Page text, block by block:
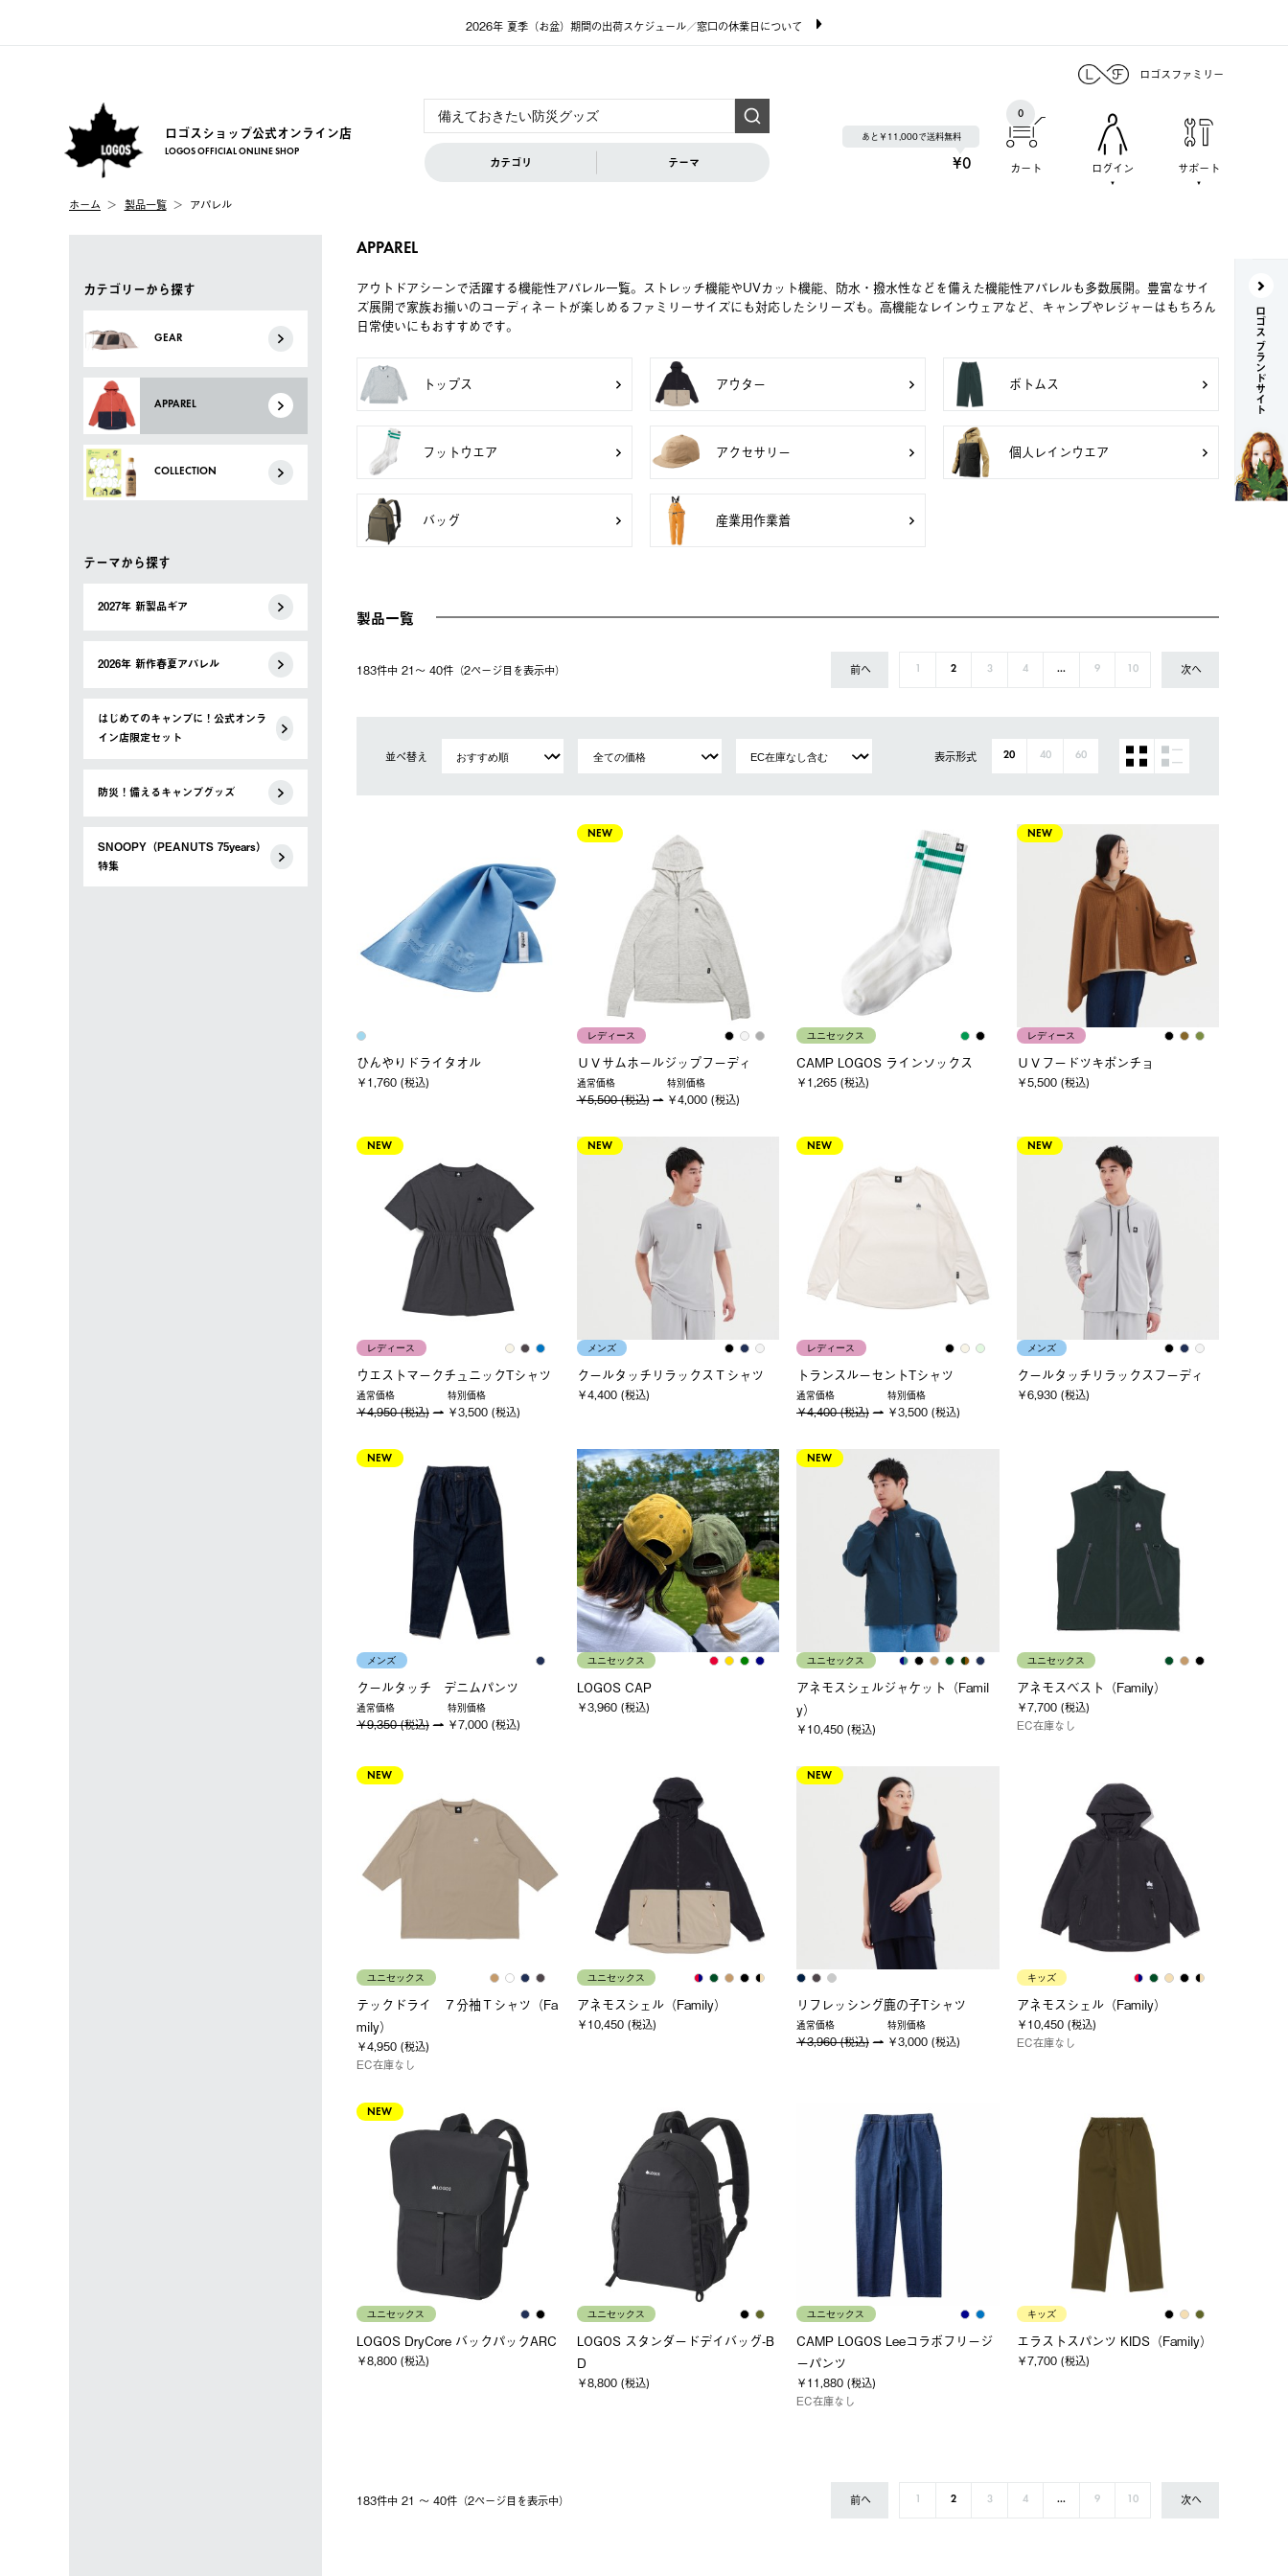
2026年 夏季（お盆）期間の出荷スケジュール／窓口の休業日について
ロゴスファミリー
ロゴスショップ公式オンライン店
LOGOS OFFICIAL ONLINE SHOP
カテゴリ テーマ
あと￥11,000で送料無料
¥0 カート
0
ログイン サポート
ホーム 製品一覧 アパレル
カテゴリーから探す
GEAR
APPAREL
COLLECTION
テーマから探す
2027年 新製品ギア
2026年 新作春夏アパレル
はじめてのキャンプに！公式オンラ
イン店限定セット
防災！備えるキャンプグッズ
SNOOPY（PEANUTS 75years）
特集
APPAREL
アウトドアシーンで活躍する機能性アパレル一覧。ストレッチ機能やUVカット機能、防水・撥水性などを備えた機能性アパレルも多数展開。豊富なサイ
ズ展開で家族お揃いのコーディネートが楽しめるファミリーサイズにも対応したシリーズも。高機能なレインウェアなど、キャンプやレジャーはもちろん
日常使いにもおすすめです。
トップス アウター ボトムス
フットウエア アクセサリー 個人レインウエア
バッグ 産業用作業着
製品一覧
183件中 21〜 40件（2ページ⽬を表⽰中） 前へ 1 2 3 4 ... 9 10 次へ
並べ替え 表示形式 20 40 60
ひんやりドライタオル
￥1,760 (税込)
NEW
レディース
ＵＶサムホールジップフーディ
通常価格
￥5,500 (税込)
特別価格
￥4,000 (税込)
ユニセックス
CAMP LOGOS ラインソックス
￥1,265 (税込)
NEW
レディース
ＵＶフードツキポンチョ
￥5,500 (税込)
NEW
レディース
ウエストマークチュニックTシャツ
通常価格
￥4,950 (税込)
特別価格
￥3,500 (税込)
NEW
メンズ
クールタッチリラックスＴシャツ
￥4,400 (税込)
NEW
レディース
トランスルーセントTシャツ
通常価格
￥4,400 (税込)
特別価格
￥3,500 (税込)
NEW
メンズ
クールタッチリラックスフーディ
￥6,930 (税込)
NEW
メンズ
クールタッチ デニムパンツ
通常価格
￥9,350 (税込)
特別価格
￥7,000 (税込)
ユニセックス
LOGOS CAP
￥3,960 (税込)
NEW
ユニセックス
アネモスシェルジャケット（Famil
y）
￥10,450 (税込)
ユニセックス
アネモスベスト（Family）
￥7,700 (税込)
EC在庫なし
NEW
ユニセックス
テックドライ ７分袖Ｔシャツ（Fa
mily）
￥4,950 (税込)
EC在庫なし
ユニセックス
アネモスシェル（Family）
￥10,450 (税込)
NEW
リフレッシング鹿の子Tシャツ
通常価格
￥3,960 (税込)
特別価格
￥3,000 (税込)
キッズ
アネモスシェル（Family）
￥10,450 (税込)
EC在庫なし
NEW
ユニセックス
LOGOS DryCore バックパックARC
￥8,800 (税込)
ユニセックス
LOGOS スタンダードデイバッグ-B
D
￥8,800 (税込)
ユニセックス
CAMP LOGOS Leeコラボフリージ
ーパンツ
￥11,880 (税込)
EC在庫なし
キッズ
エラストスパンツ KIDS（Family）
￥7,700 (税込)
183件中 21 〜 40件（2ページ⽬を表⽰中） 前へ 1 2 3 4 ... 9 10 次へ
ロゴス ブランドサイト